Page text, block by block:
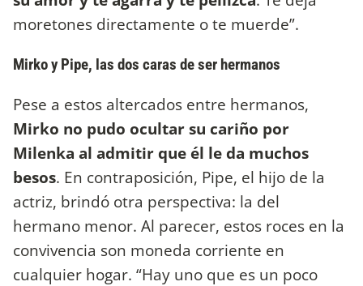
moretones directamente o te muerde”.
Mirko y Pipe, las dos caras de ser hermanos
Pese a estos altercados entre hermanos,
Mirko no pudo ocultar su cariño por
Milenka al admitir que él le da muchos
besos. En contraposición, Pipe, el hijo de la
actriz, brindó otra perspectiva: la del
hermano menor. Al parecer, estos roces en la
convivencia son moneda corriente en
cualquier hogar. “Hay uno que es un poco